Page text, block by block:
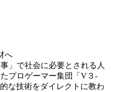
へ
」で社会に必要とされる人
プロゲーマー集団「V３-
な技術をダイレクトに教わ